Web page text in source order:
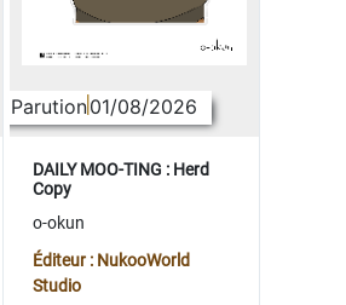
Parution01/08/2026
DAILY MOO-TING : Herd
Copy
o-okun
Éditeur : NukooWorld
Studio